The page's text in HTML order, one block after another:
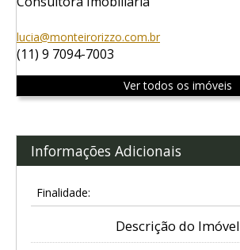
lucia@monteirorizzo.com.br
(11) 9 7094-7003
Ver todos os imóveis
Informações Adicionais
Finalidade:
Descrição do Imóvel